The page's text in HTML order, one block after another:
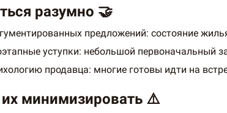
разумно 🤝
предложений: состояние
уступки: небольшой первоначальный
продавца: многие готовы идти на
их минимизировать ⚠️